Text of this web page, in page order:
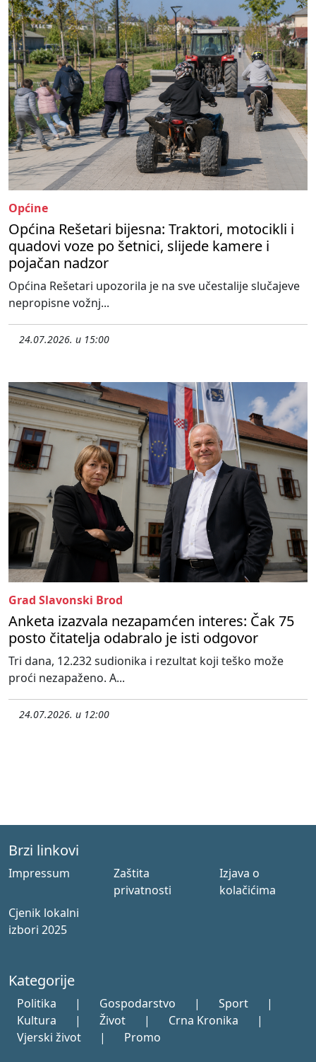
Općine
Općina Rešetari bijesna: Traktori, motocikli i
quadovi voze po šetnici, slijede kamere i
pojačan nadzor
Općina Rešetari upozorila je na sve učestalije slučajeve
nepropisne vožnj...
24.07.2026. u 15:00
Grad Slavonski Brod
Anketa izazvala nezapamćen interes: Čak 75
posto čitatelja odabralo je isti odgovor
Tri dana, 12.232 sudionika i rezultat koji teško može
proći nezapaženo. A...
24.07.2026. u 12:00
Brzi linkovi
Impressum
Zaštita
privatnosti
Izjava o
kolačićima
Cjenik lokalni
izbori 2025
Kategorije
Politika | Gospodarstvo | Sport
|
Kultura
| Život | Crna Kronika
|
Vjerski život
| Promo